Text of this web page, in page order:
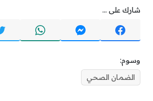
شارك على ...
وسوم:
الضمان الصحي